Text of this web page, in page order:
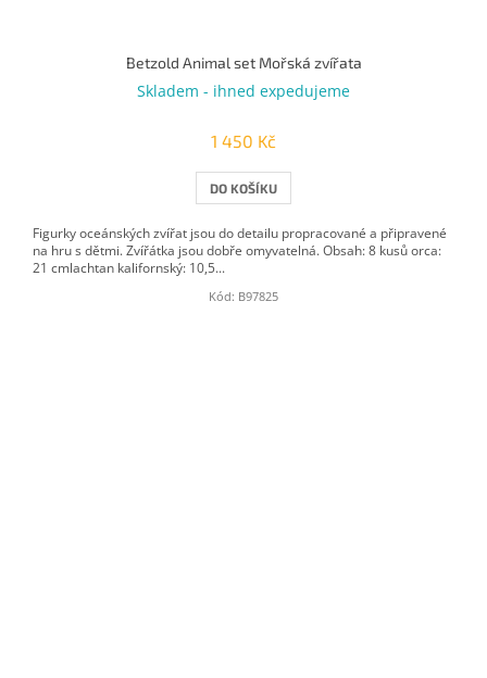
Betzold Animal set Mořská zvířata
Skladem - ihned expedujeme
1 450 Kč
DO KOŠÍKU
Figurky oceánských zvířat jsou do detailu propracované a připravené
na hru s dětmi. Zvířátka jsou dobře omyvatelná. Obsah: 8 kusů orca:
21 cmlachtan kalifornský: 10,5...
Kód: B97825